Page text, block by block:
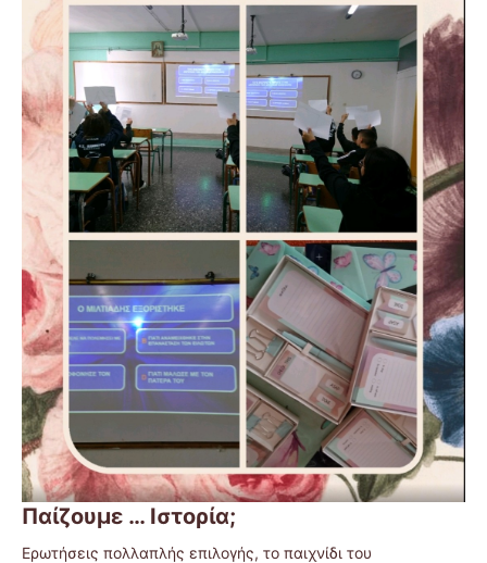
Παίζουμε … Ιστορία;
Ερωτήσεις πολλαπλής επιλογής, το παιχνίδι του